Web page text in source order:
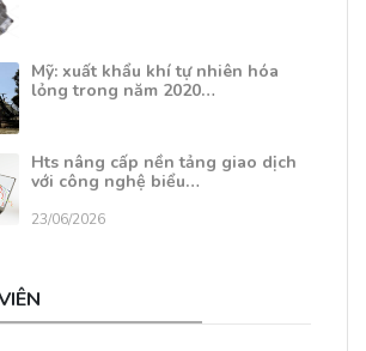
Mỹ: xuất khẩu khí tự nhiên hóa
lỏng trong năm 2020…
Hts nâng cấp nền tảng giao dịch
với công nghệ biểu…
23/06/2026